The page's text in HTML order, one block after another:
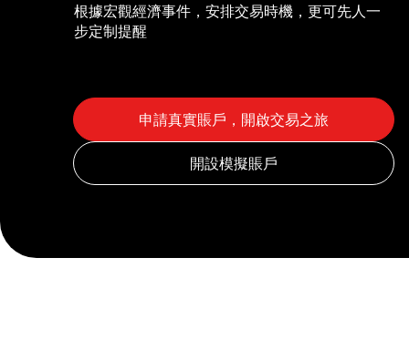
根據宏觀經濟事件，安排交易時機，更可先人一
步定制提醒